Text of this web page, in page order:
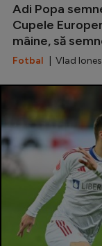
Adi Popa
Cupele
mâine, să
Fotbal | Vlad